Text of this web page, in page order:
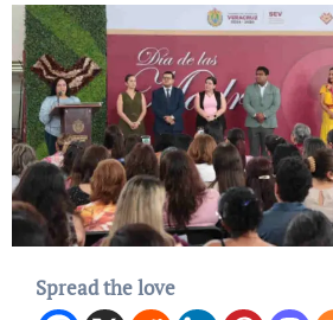
Spread the love